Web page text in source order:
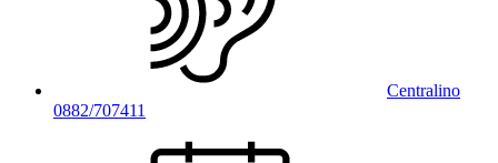
Centralino
0882/707411